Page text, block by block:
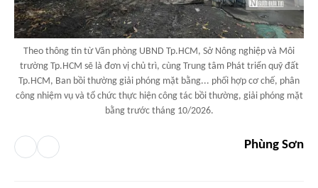
Theo thông tin từ Văn phòng UBND Tp.HCM, Sở Nông nghiệp và Môi
trường Tp.HCM sẽ là đơn vị chủ trì, cùng Trung tâm Phát triển quỹ đất
Tp.HCM, Ban bồi thường giải phóng mặt bằng... phối hợp cơ chế, phân
công nhiệm vụ và tổ chức thực hiện công tác bồi thường, giải phóng mặt
bằng trước tháng 10/2026.
Phùng Sơn